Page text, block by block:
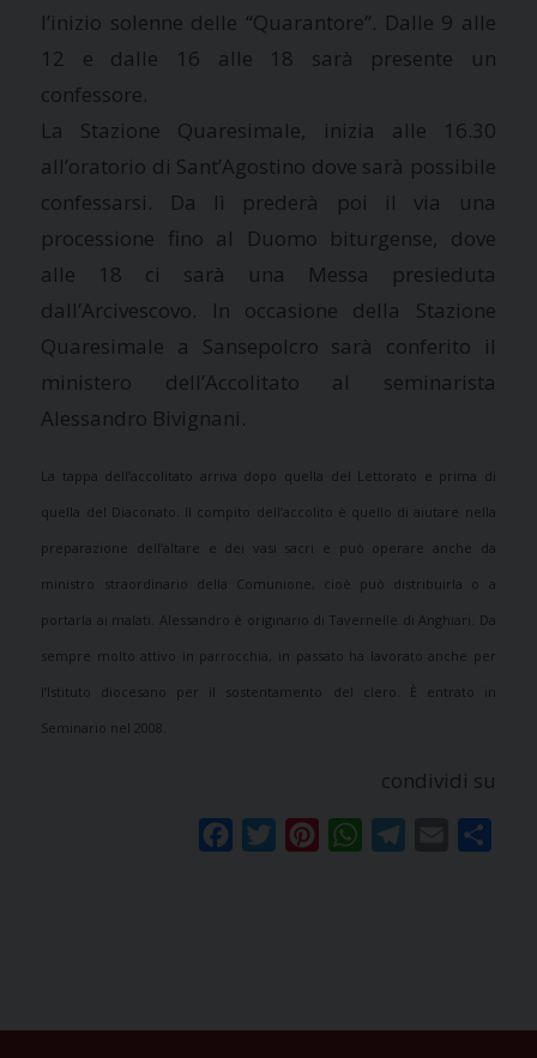
l’inizio solenne delle “Quarantore”. Dalle 9 alle
12 e dalle 16 alle 18 sarà presente un
confessore.
La Stazione Quaresimale, inizia alle 16.30
all’oratorio di Sant’Agostino dove sarà possibile
confessarsi. Da lì prederà poi il via una
processione fino al Duomo biturgense, dove
alle 18 ci sarà una Messa presieduta
dall’Arcivescovo. In occasione della Stazione
Quaresimale a Sansepolcro sarà conferito il
ministero dell’Accolitato al seminarista
Alessandro Bivignani.
La tappa dell’accolitato arriva dopo quella del Lettorato e prima di
quella del Diaconato. Il compito dell’accolito è quello di aiutare nella
preparazione dell’altare e dei vasi sacri e può operare anche da
ministro straordinario della Comunione, cioè può distribuirla o a
portarla ai malati. Alessandro è originario di Tavernelle di Anghiari. Da
sempre molto attivo in parrocchia, in passato ha lavorato anche per
l’Istituto diocesano per il sostentamento del clero. È entrato in
Seminario nel 2008.
condividi su
FacebookTwitterPinterestWhatsAppTelegram
Email